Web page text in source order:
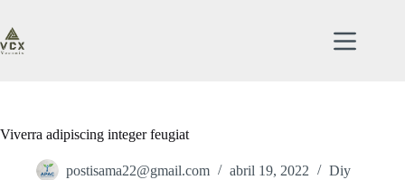
contenido
Viverra adipiscing integer feugiat
postisama22@gmail.com abril 19, 2022 Diy